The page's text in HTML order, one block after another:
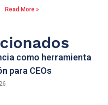
Read More »
como herramienta
para CEOs